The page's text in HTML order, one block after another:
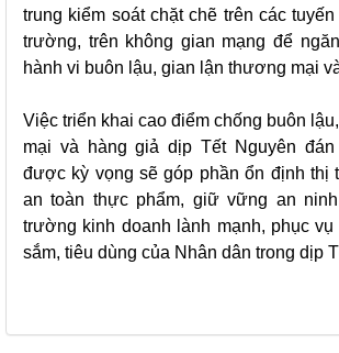
trung kiểm soát chặt chẽ trên các
trường, trên không gian mạng để
hành vi buôn lậu, gian lận thương mại
Việc triển khai cao điểm chống buôn
mại và hàng giả dịp Tết Nguyên
được kỳ vọng sẽ góp phần ổn định thị
an toàn thực phẩm, giữ vững an
trường kinh doanh lành mạnh, phục vụ
sắm, tiêu dùng của Nhân dân trong dịp